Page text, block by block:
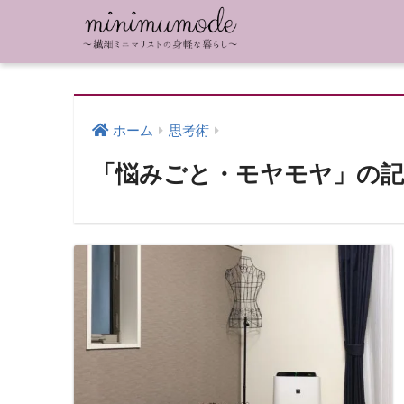
ホーム 思考術
「悩みごと・モヤモヤ」の